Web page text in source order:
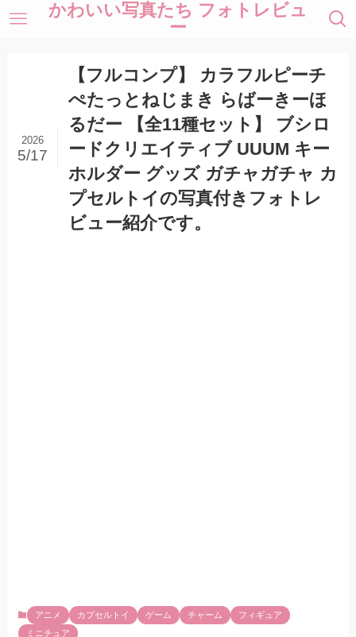
かわいい写真たち フォトレビュ
ー
【フルコンプ】 カラフルピーチ
ぺたっとねじまき らばーきーほ
るだー 【全11種セット】 ブシロ
ードクリエイティブ UUUM キー
ホルダー グッズ ガチャガチャ カ
プセルトイの写真付きフォトレ
ビュー紹介です。
2026
5/17
アニメ カプセルトイ ゲーム チャーム
フィギュア
ミニチュア